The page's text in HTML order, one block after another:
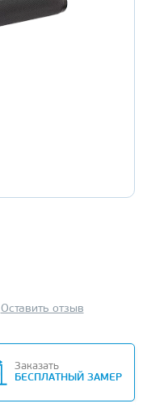
Оставить отзыв
Заказать
БЕСПЛАТНЫЙ ЗАМЕР